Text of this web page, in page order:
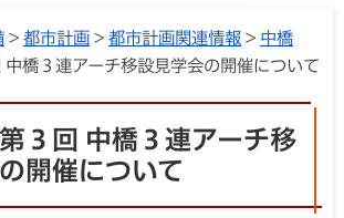
> 都市計画 > 都市計画関連情報 > 中橋
橋３連アーチ移設見学会の開催について
３回 中橋３連アーチ移
開催について